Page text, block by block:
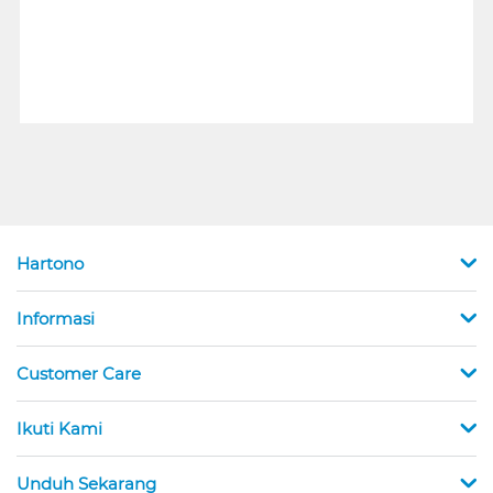
Hartono
Informasi
Customer Care
Ikuti Kami
Unduh Sekarang